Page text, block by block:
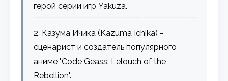
герой серии игр Yakuza.
2. Казума Ичика (Kazuma Ichika) -
сценарист и создатель популярного
аниме "Code Geass: Lelouch of the
Rebellion".